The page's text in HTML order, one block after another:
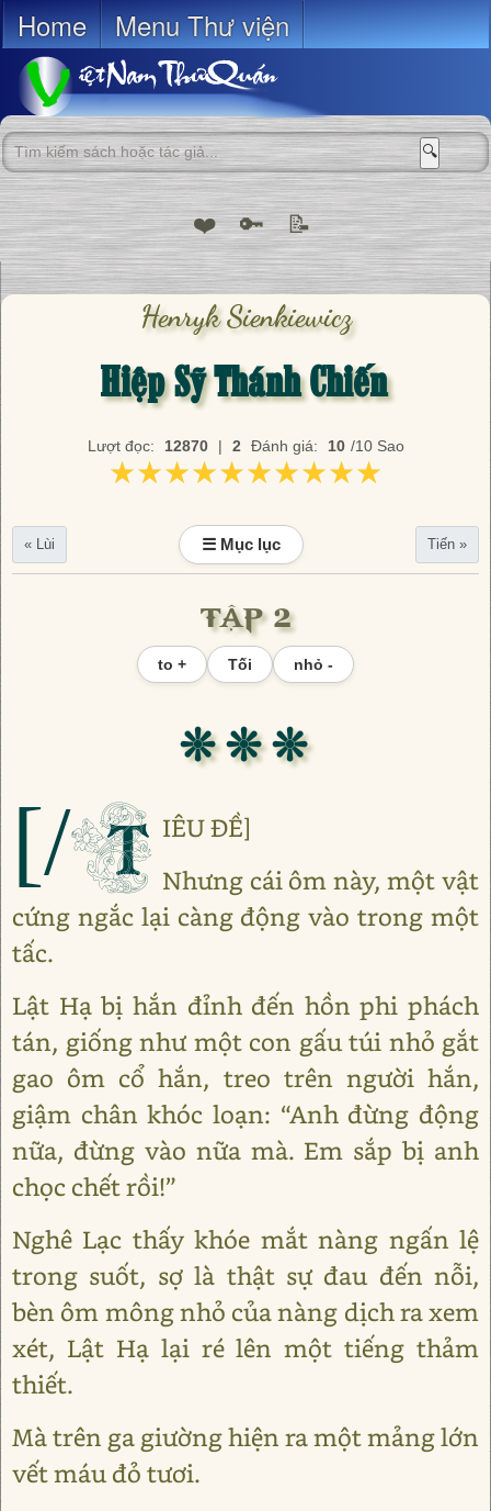
Home Menu Thư viện
🔍
❤️ 🔑 📝
Henryk Sienkiewicz
Hiệp Sỹ Thánh Chiến
Lượt đọc: 12870 | 2 Đánh giá: 10 /10 Sao
★★★★★★★★★★
★★★★★★★★★★
« Lùi ☰ Mục lục Tiến »
TẬP 2
to + Tối nhỏ -
❊ ❊ ❊
[/T IÊU ĐỀ]
Nhưng cái ôm này, một vật
cứng ngắc lại càng động vào trong một
tấc.
Lật Hạ bị hắn đỉnh đến hồn phi phách
tán, giống như một con gấu túi nhỏ gắt
gao ôm cổ hắn, treo trên người hắn,
giậm chân khóc loạn: “Anh đừng động
nữa, đừng vào nữa mà. Em sắp bị anh
chọc chết rồi!”
Nghê Lạc thấy khóe mắt nàng ngấn lệ
trong suốt, sợ là thật sự đau đến nỗi,
bèn ôm mông nhỏ của nàng dịch ra xem
xét, Lật Hạ lại ré lên một tiếng thảm
thiết.
Mà trên ga giường hiện ra một mảng lớn
vết máu đỏ tươi.